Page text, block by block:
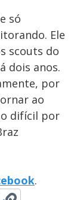
só
Ele
scouts do
dois anos.
por
ao
difícil por
.